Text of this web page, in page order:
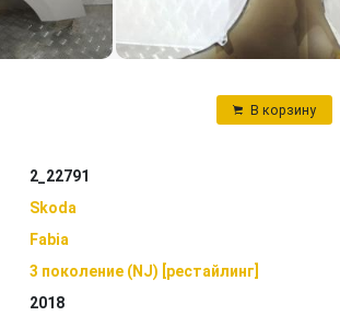
В корзину
2_22791
Skoda
Fabia
3 поколение (NJ) [рестайлинг]
2018